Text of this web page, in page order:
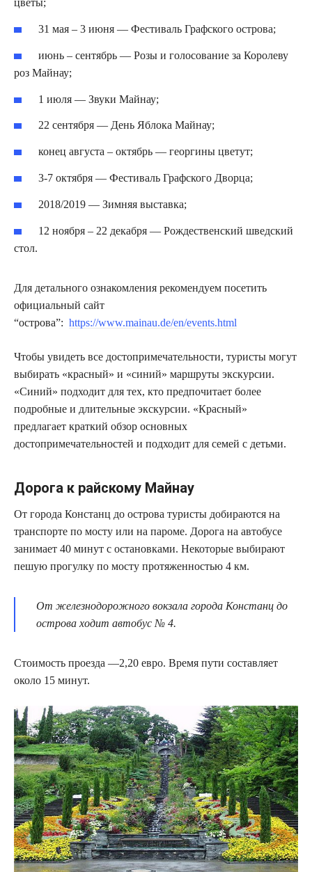
цветы;
31 мая – 3 июня — Фестиваль Графского острова;
июнь – сентябрь — Розы и голосование за Королеву
роз Майнау;
1 июля — Звуки Майнау;
22 сентября — День Яблока Майнау;
конец августа – октябрь — георгины цветут;
3-7 октября — Фестиваль Графского Дворца;
2018/2019 — Зимняя выставка;
12 ноября – 22 декабря — Рождественский шведский
стол.
Для детального ознакомления рекомендуем посетить
официальный сайт
“острова”: https://www.mainau.de/en/events.html
Чтобы увидеть все достопримечательности, туристы могут
выбирать «красный» и «синий» маршруты экскурсии.
«Синий» подходит для тех, кто предпочитает более
подробные и длительные экскурсии. «Красный»
предлагает краткий обзор основных
достопримечательностей и подходит для семей с детьми.
Дорога к райскому Майнау
От города Констанц до острова туристы добираются на
транспорте по мосту или на пароме. Дорога на автобусе
занимает 40 минут с остановками. Некоторые выбирают
пешую прогулку по мосту протяженностью 4 км.
От железнодорожного вокзала города Констанц до
острова ходит автобус № 4.
Стоимость проезда —2,20 евро. Время пути составляет
около 15 минут.